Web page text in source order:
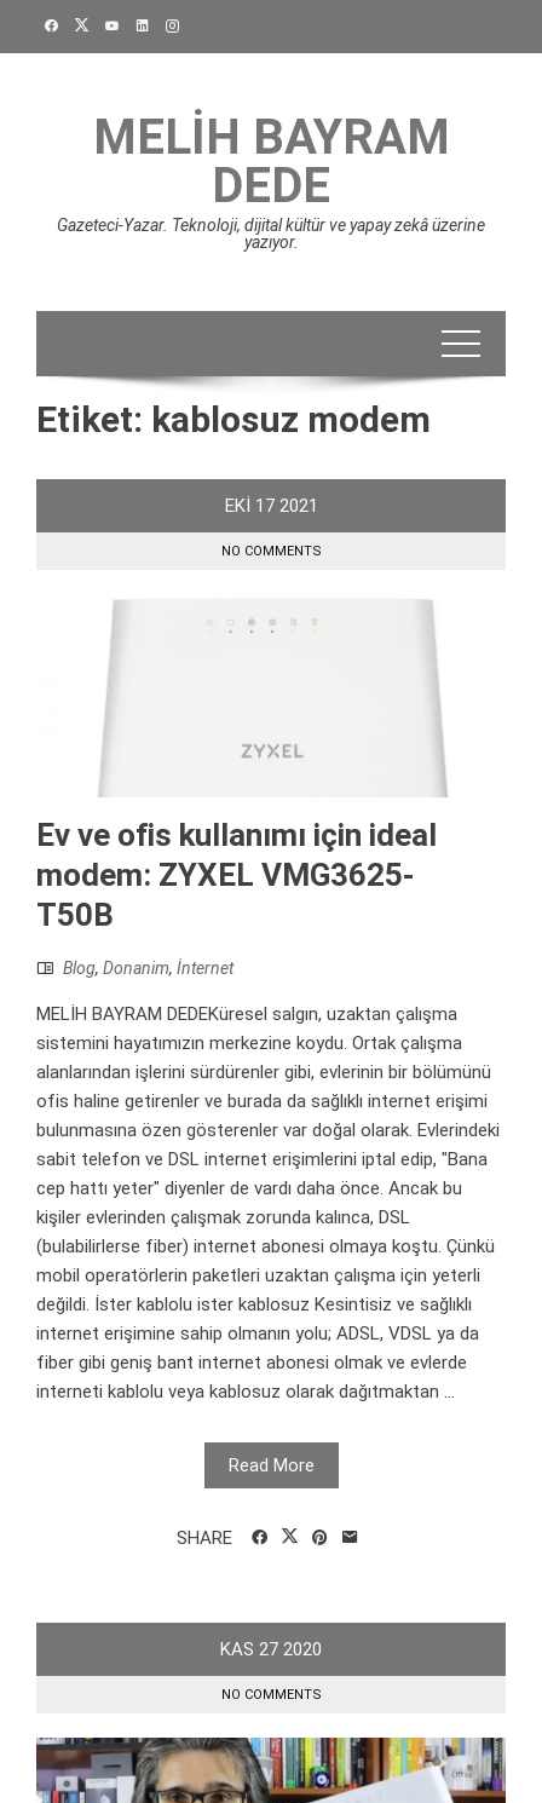
MELIH BAYRAM
DEDE
Gazeteci-Yazar. Teknoloji, dijital kültür ve yapay zekâ üzerine
yazıyor.
Etiket: kablosuz modem
EKI 17 2021
NO COMMENTS
Ev ve ofis kullanımı için ideal
modem: ZYXEL VMG3625-
T50B
Blog, Donanim, İnternet
MELİH BAYRAM DEDEKüresel salgın, uzaktan çalışma
sistemini hayatımızın merkezine koydu. Ortak çalışma
alanlarından işlerini sürdürenler gibi, evlerinin bir bölümünü
ofis haline getirenler ve burada da sağlıklı internet erişimi
bulunmasına özen gösterenler var doğal olarak. Evlerindeki
sabit telefon ve DSL internet erişimlerini iptal edip, "Bana
cep hattı yeter" diyenler de vardı daha önce. Ancak bu
kişiler evlerinden çalışmak zorunda kalınca, DSL
(bulabilirlerse fiber) internet abonesi olmaya koştu. Çünkü
mobil operatörlerin paketleri uzaktan çalışma için yeterli
değildi. İster kablolu ister kablosuz Kesintisiz ve sağlıklı
internet erişimine sahip olmanın yolu; ADSL, VDSL ya da
fiber gibi geniş bant internet abonesi olmak ve evlerde
interneti kablolu veya kablosuz olarak dağıtmaktan ...
Read More
SHARE
KAS 27 2020
NO COMMENTS